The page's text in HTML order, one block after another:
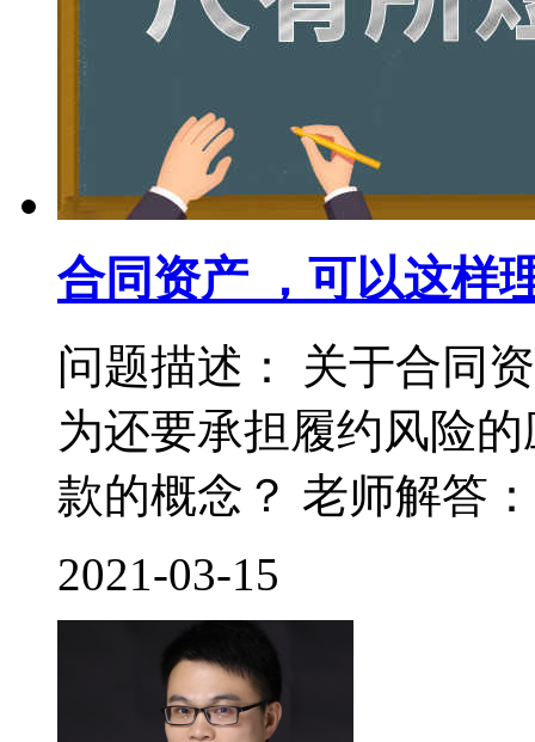
合同资产 ，可以这样
问题描述： 关于合同
为还要承担履约风险
款的概念？ 老师解答
2021-03-15